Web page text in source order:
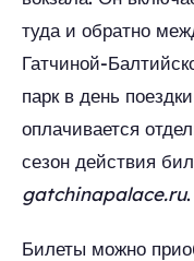
туда и обратно
Гатчиной-
парк в день
оплачивается
сезон действия
gatchinapalace.ru.
Билеты можно